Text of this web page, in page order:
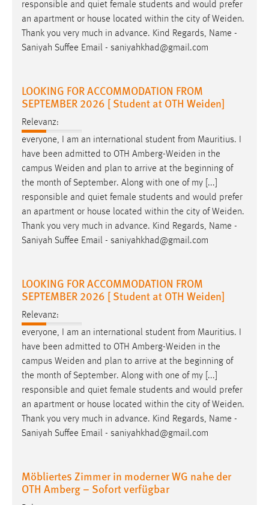
responsible and quiet female students and would prefer
an apartment or house located within the city ofWeiden.
Thank you very much in advance. Kind Regards, Name -
Saniyah Suffee Email - saniyahkhad@gmail.com
LOOKING FOR ACCOMMODATION FROM
SEPTEMBER 2026 [ Student at OTH Weiden]
Relevanz:
everyone, I am an international student from Mauritius. I
have been admitted to OTH Amberg-Weiden in the
campus Weiden and plan to arrive at the beginning of
the month of September. Along with one of my [...]
responsible and quiet female students and would prefer
an apartment or house located within the city ofWeiden.
Thank you very much in advance. Kind Regards, Name -
Saniyah Suffee Email - saniyahkhad@gmail.com
LOOKING FOR ACCOMMODATION FROM
SEPTEMBER 2026 [ Student at OTH Weiden]
Relevanz:
everyone, I am an international student from Mauritius. I
have been admitted to OTH Amberg-Weiden in the
campus Weiden and plan to arrive at the beginning of
the month of September. Along with one of my [...]
responsible and quiet female students and would prefer
an apartment or house located within the city ofWeiden.
Thank you very much in advance. Kind Regards, Name -
Saniyah Suffee Email - saniyahkhad@gmail.com
Möbliertes Zimmer in moderner WG nahe der
OTH Amberg – Sofort verfügbar
einloggen zu können.
Cookie Laufzeit:
24 Stunden
STATISTIK
Statistik Cookies erfassen Informationen anonym.
Diese Informationen helfen uns zu verstehen, wie
unsere Besucher unsere Website nutzen.
Matomo
Name:
_pk_ref, _pk_cvar, _pk_id, _pk_ses
Zweck:
Zugriffsstatistik
MARKETING
Marketing Cookies werden von Drittanbietern
verwendet, um personalisierte Werbung anzuzeigen.
Sie tun dies, indem sie Besucher über Websites
hinweg verfolgen.
Google Ads
Name:
Anbieter:
Google Ireland Limited